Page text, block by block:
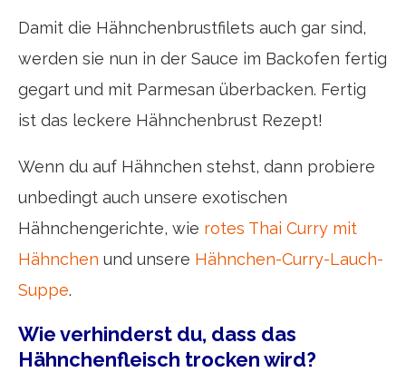
Damit die Hähnchenbrustfilets auch gar sind,
werden sie nun in der Sauce im Backofen fertig
gegart und mit Parmesan überbacken. Fertig
ist das leckere Hähnchenbrust Rezept!
Wenn du auf Hähnchen stehst, dann probiere
unbedingt auch unsere exotischen
Hähnchengerichte, wie rotes Thai Curry mit
Hähnchen und unsere Hähnchen-Curry-Lauch-
Suppe.
Wie verhinderst du, dass das
Hähnchenfleisch trocken wird?